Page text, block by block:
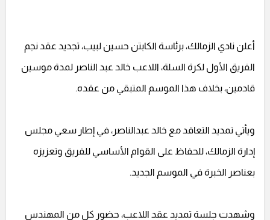
أعلن نادي الزمالك، برئاسة الكابتن حسين لبيب، تجديد عقد نجم
الفريق الأول لكرة السلة، اللاعب خالد عبد الناصر لمدة موسين
قادمين، بخلاف هذا الموسم المتبقي من عقده.
ويأتي تمديد التعاقد مع خالد عبدالناصر، في إطار سعي مجلس
إدارة الزمالك، للحفاظ على القوام الأساسي للفريق وتعزيزه
بعناصر الخبرة في الموسم الجديد.
وشهدت جلسة تمديد عقد اللاعب، حضور كل من المهندس